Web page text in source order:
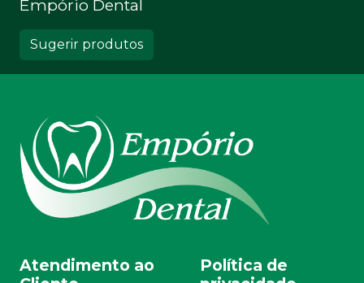
Empório Dental
Sugerir produtos
Atendimento ao
Política de